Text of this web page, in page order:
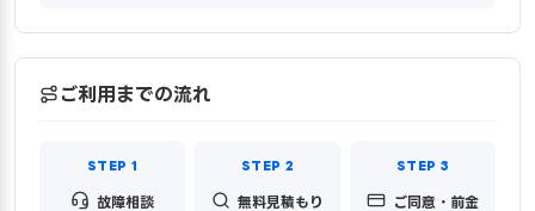
ご利用までの流れ
故障相談 無料見積もり ご同意・前金